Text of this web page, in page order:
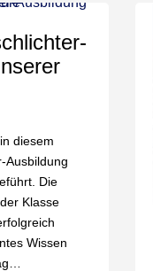
diesem
Ausbildung
Die
Klasse
Wissen